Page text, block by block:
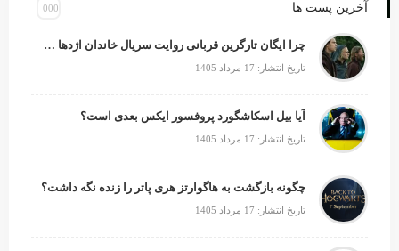
آخرین پست ها
چرا ایگان تارگرین قربانی روایت سریال خاندان اژدها شد؟
تاریخ انتشار: 17 مرداد 1405
آیا بیل اسکاشگورد پروفسور ایکس بعدی است؟
تاریخ انتشار: 17 مرداد 1405
چگونه بازگشت به هاگوارتز هری پاتر را زنده نگه داشت؟
تاریخ انتشار: 17 مرداد 1405